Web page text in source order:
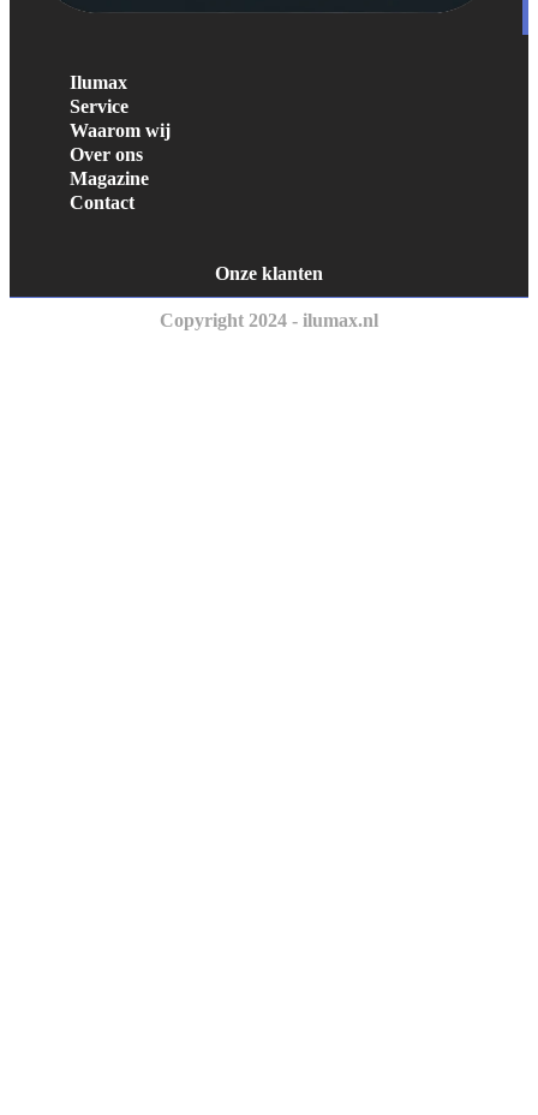
Ilumax
Service
Waarom wij
Over ons
Magazine
Contact
Onze klanten
Copyright 2024 - ilumax.nl